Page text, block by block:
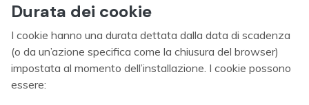
Durata dei cookie
I cookie hanno una durata dettata dalla data di scadenza
(o da un’azione specifica come la chiusura del browser)
impostata al momento dell’installazione. I cookie possono
essere: